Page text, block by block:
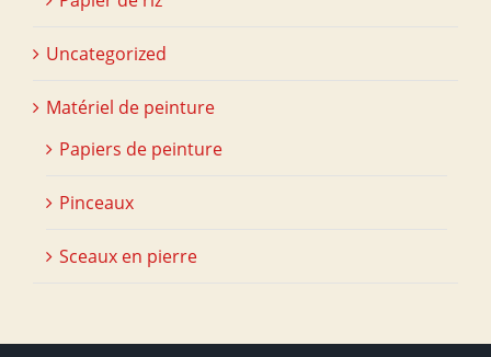
Uncategorized
Matériel de peinture
Papiers de peinture
Pinceaux
Sceaux en pierre